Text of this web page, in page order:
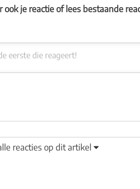
ook je reactie of lees bestaande
reacties op dit artikel